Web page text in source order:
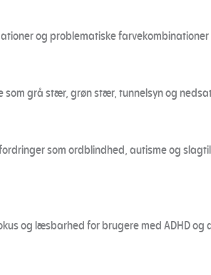
og problematiske
grå stær, grøn stær, tunnelsyn og
som ordblindhed, autisme og
og læsbarhed for brugere med ADHD